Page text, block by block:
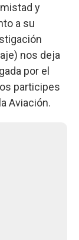
y
a su
nos deja
por el
participes
Aviación.